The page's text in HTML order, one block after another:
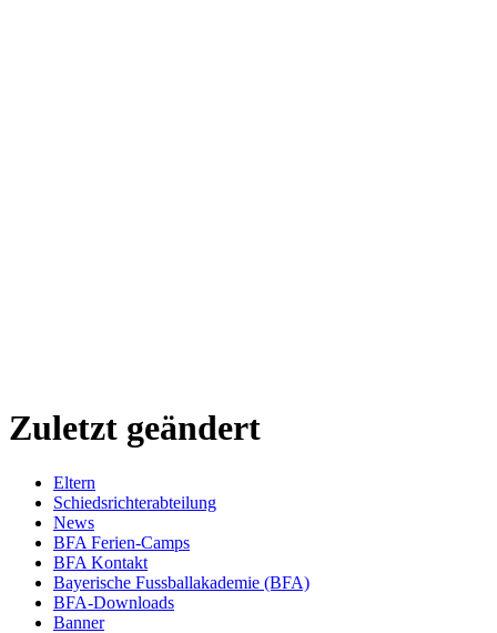
Zuletzt geändert
Eltern
Schiedsrichterabteilung
News
BFA Ferien-Camps
BFA Kontakt
Bayerische Fussballakademie (BFA)
BFA-Downloads
Banner